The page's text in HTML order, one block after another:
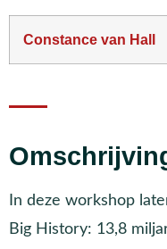
Constance van Hall
In deze workshop
Big History: 13,8